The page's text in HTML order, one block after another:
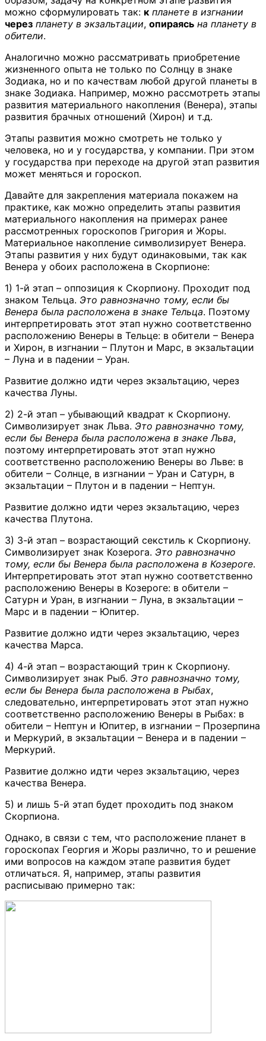
можно сформулировать так: к планете в изгнании
через планету в экзальтации, опираясь на планету в
обители.
Аналогично можно рассматривать приобретение
жизненного опыта не только по Солнцу в знаке
Зодиака, но и по качествам любой другой планеты в
знаке Зодиака. Например, можно рассмотреть этапы
развития материального накопления (Венера), этапы
развития брачных отношений (Хирон) и т.д.
Этапы развития можно смотреть не только у
человека, но и у государства, у компании. При этом
у государства при переходе на другой этап развития
может меняться и гороскоп.
Давайте для закрепления материала покажем на
практике, как можно определить этапы развития
материального накопления на примерах ранее
рассмотренных гороскопов Григория и Жоры.
Материальное накопление символизирует Венера.
Этапы развития у них будут одинаковыми, так как
Венера у обоих расположена в Скорпионе:
1) 1-й этап – оппозиция к Скорпиону. Проходит под
знаком Тельца. Это равнозначно тому, если бы
Венера была расположена в знаке Тельца. Поэтому
интерпретировать этот этап нужно соответственно
расположению Венеры в Тельце: в обители – Венера
и Хирон, в изгнании – Плутон и Марс, в экзальтации
– Луна и в падении – Уран.
Развитие должно идти через экзальтацию, через
качества Луны.
2) 2-й этап – убывающий квадрат к Скорпиону.
Символизирует знак Льва. Это равнозначно тому,
если бы Венера была расположена в знаке Льва,
поэтому интерпретировать этот этап нужно
соответственно расположению Венеры во Льве: в
обители – Солнце, в изгнании – Уран и Сатурн, в
экзальтации – Плутон и в падении – Нептун.
Развитие должно идти через экзальтацию, через
качества Плутона.
3) 3-й этап – возрастающий секстиль к Скорпиону.
Символизирует знак Козерога. Это равнозначно
тому, если бы Венера была расположена в Козероге.
Интерпретировать этот этап нужно соответственно
расположению Венеры в Козероге: в обители –
Сатурн и Уран, в изгнании – Луна, в экзальтации –
Марс и в падении – Юпитер.
Развитие должно идти через экзальтацию, через
качества Марса.
4) 4-й этап – возрастающий трин к Скорпиону.
Символизирует знак Рыб. Это равнозначно тому,
если бы Венера была расположена в Рыбах,
следовательно, интерпретировать этот этап нужно
соответственно расположению Венеры в Рыбах: в
обители – Нептун и Юпитер, в изгнании – Прозерпина
и Меркурий, в экзальтации – Венера и в падении –
Меркурий.
Развитие должно идти через экзальтацию, через
качества Венера.
5) и лишь 5-й этап будет проходить под знаком
Скорпиона.
Однако, в связи с тем, что расположение планет в
гороскопах Георгия и Жоры различно, то и решение
ими вопросов на каждом этапе развития будет
отличаться. Я, например, этапы развития
расписываю примерно так: